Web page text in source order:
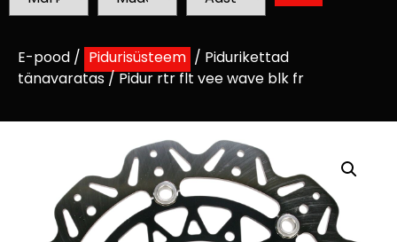
E-pood / Pidurisüsteem / Pidurikettad
tänavaratas/ Pidur rtr flt vee wave blk fr